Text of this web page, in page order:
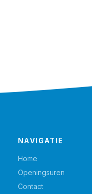
NAVIGATIE
Home
Openingsuren
Contact